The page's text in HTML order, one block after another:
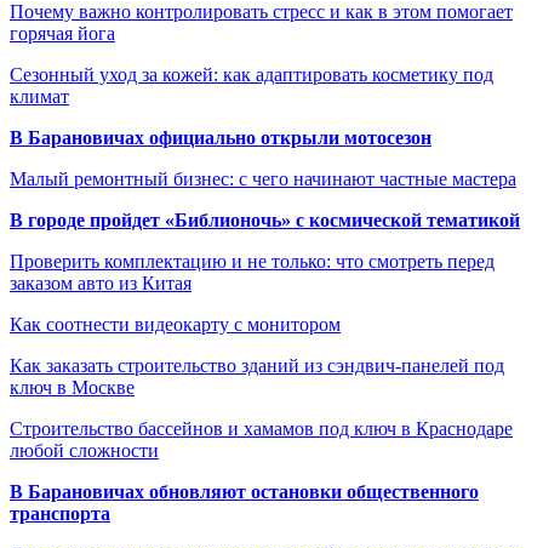
Почему важно контролировать стресс и как в этом помогает
горячая йога
Сезонный уход за кожей: как адаптировать косметику под
климат
В Барановичах официально открыли мотосезон
Малый ремонтный бизнес: с чего начинают частные мастера
В городе пройдет «Библионочь» с космической тематикой
Проверить комплектацию и не только: что смотреть перед
заказом авто из Китая
Как соотнести видеокарту с монитором
Как заказать строительство зданий из сэндвич-панелей под
ключ в Москве
Строительство бассейнов и хамамов под ключ в Краснодаре
любой сложности
В Барановичах обновляют остановки общественного
транспорта